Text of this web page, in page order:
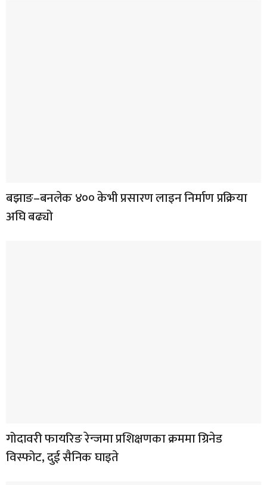
बझाङ–बनलेक ४०० केभी प्रसारण लाइन निर्माण प्रक्रिया
अघि बढ्यो
गोदावरी फायरिङ रेन्जमा प्रशिक्षणका क्रममा ग्रिनेड
विस्फोट, दुई सैनिक घाइते